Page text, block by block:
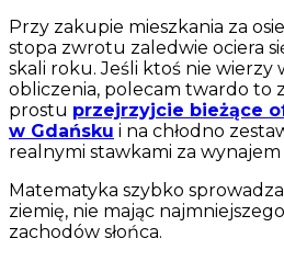
Przy zakupie mieszkania za
stopa zwrotu zaledwie ociera
skali roku. Jeśli ktoś nie wierzy
obliczenia, polecam twardo to
prostu przejrzyjcie bieżące
w Gdańsku i na chłodno
realnymi stawkami za wynajem
Matematyka szybko
ziemię, nie mając
zachodów słońca.